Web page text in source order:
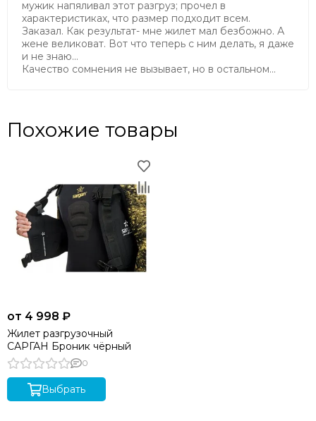
мужик напяливал этот разгруз; прочел в
характеристиках, что размер подходит всем.
Заказал. Как результат- мне жилет мал безбожно. А
жене великоват. Вот что теперь с ним делать, я даже
и не знаю...
Качество сомнения не вызывает, но в остальном...
Похожие товары
от 4 998 ₽
Жилет разгрузочный
САРГАН Броник чёрный
0
Выбрать